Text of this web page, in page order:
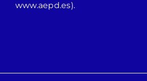
www.aepd.es).